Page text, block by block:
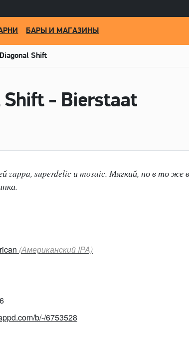
БАРЫ И МАГАЗИНЫ
Diagonal Shift
Shift - Bierstaat
zappa, superdelic и mosaic. Мягкий, но в то же
(Американский IPA)
b/-/6753528